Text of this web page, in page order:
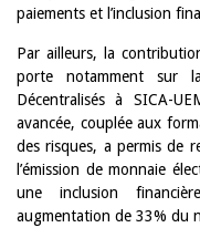
paiements et l’inclusion
Par ailleurs, la
porte notamment sur
Décentralisés à SICA-
avancée, couplée aux
des risques, a permis de
l’émission de monnaie
une inclusion
augmentation de 33% du